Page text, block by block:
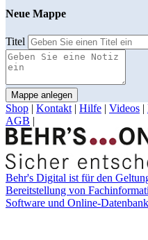
Neue Mappe
Titel
Mappe anlegen
Shop | Kontakt | Hilfe | Videos |
AGB |
Behr's Digital ist für den
Bereitstellung von
Software und Online-